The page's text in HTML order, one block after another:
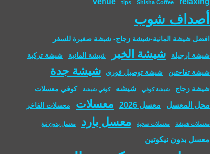
Shisha Coffee
tips
أصداف شوب
افضل شيشة المانية-شيشة زجاج- شيشة صغيرة للسفر
شيشة ارجيلة شيشة الخبر شيشة المانية شيشة تركية
شيشة تفاحتين شيشة توصيل فوري شيشة جدة
شيشة زجاج شيشة كوفي شيشه كوفي شيشة كوفي معسلات
محل المعسل معسل 2026 معسلات معسلات الفاخر
معسلات شيشة معسلات صحية معسل بارد معسل بدون تبغ
معسل بدون نيكوتين